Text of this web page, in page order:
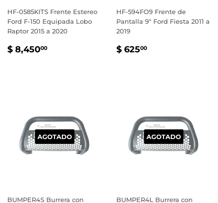
HF-0585KITS Frente Estereo
Ford F-150 Equipada Lobo
Raptor 2015 a 2020
PRECIO
$ 8,45000
HF-594FO9 Frente de
Pantalla 9" Ford Fiesta 2011 a
2019
PRECIO
$ 62500
AGOTADO
BUMPER4S Burrera con
AGOTADO
BUMPER4L Burrera con